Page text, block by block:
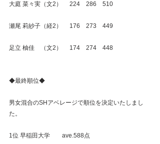
大庭 菜々実（文2）     224    286    510
瀬尾 莉紗子（経2）     176    273    449
足立 柚佳　（文2）     174    274    448
◆最終順位◆
男女混合のSHアベレージで順位を決定いたしまし
た。
1位 早稲田大学　　ave.588点